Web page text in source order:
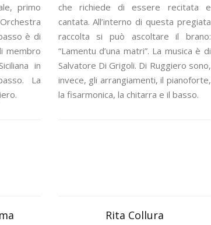
primo
è di
membro
in
La
che richiede di essere recitata e
cantata. All’interno di questa pregiata
raccolta si può ascoltare il brano:
“Lamentu d’una matri”. La musica è di
Salvatore Di Grigoli. Di Ruggiero sono,
invece, gli arrangiamenti, il pianoforte,
la fisarmonica, la chitarra e il basso.
Rita Collura